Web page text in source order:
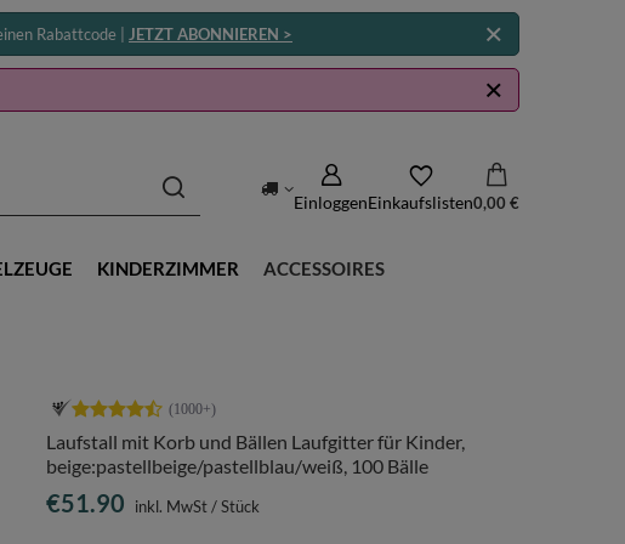
Rabattcode | JETZT ABONNIEREN >
EinloggenEinkaufslisten0,00 €
KINDERZIMMER ACCESSOIRES
Laufstall mit Korb und Bällen Laufgitter für Kinder,
beige:pastellbeige/pastellblau/weiß, 100 Bälle
€51.90 inkl. MwSt/Stück